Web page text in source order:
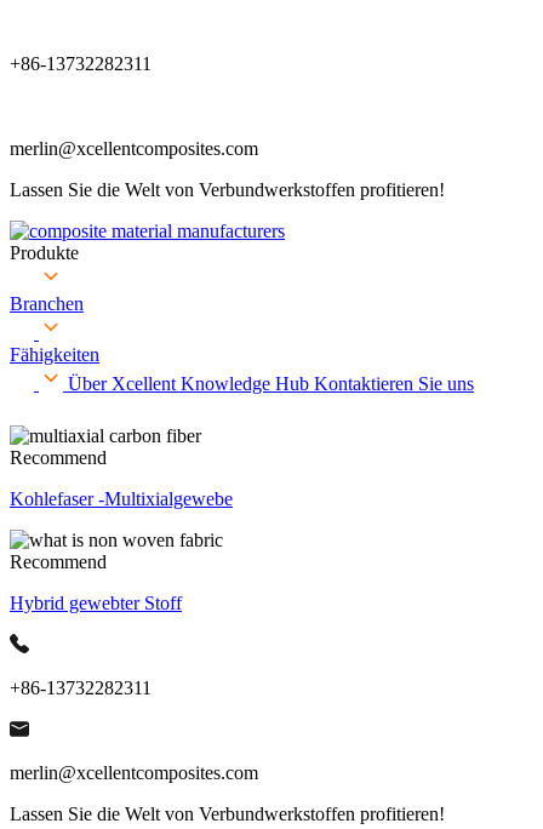
+86-13732282311
merlin@xcellentcomposites.com
Lassen Sie die Welt von Verbundwerkstoffen profitieren!
Produkte
Branchen
Fähigkeiten
Über Xcellent Knowledge Hub Kontaktieren Sie uns
Recommend
Kohlefaser -Multixialgewebe
Recommend
Hybrid gewebter Stoff
+86-13732282311
merlin@xcellentcomposites.com
Lassen Sie die Welt von Verbundwerkstoffen profitieren!